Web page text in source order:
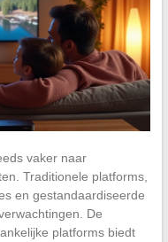
vaker naar
Traditionele platforms,
en gestandaardiseerde
De
platforms biedt